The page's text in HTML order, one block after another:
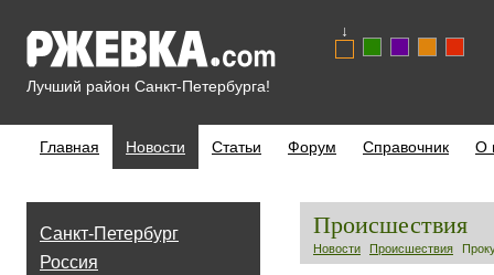
Лучший район Санкт-Петербурга!
↓
Главная Новости Статьи Форум Справочник О
Санкт-Петербург
Россия
Происшествия
Новости Происшествия